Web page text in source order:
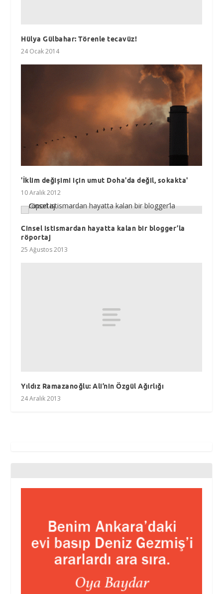
Hülya Gülbahar: Törenle tecavüz!
24 Ocak 2014
'İklim değişimi için umut Doha'da değil, sokakta'
10 Aralık 2012
Cinsel istismardan hayatta kalan bir blogger’la
röportaj
25 Ağustos 2013
Yıldız Ramazanoğlu: Ali’nin Özgül Ağırlığı
24 Aralık 2013